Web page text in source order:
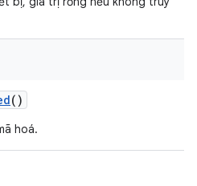
()
hoá.